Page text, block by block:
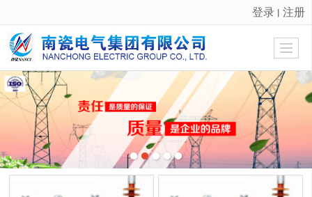
很遗憾，因您的浏览器版本过低导致无法获得最佳浏览体验，推荐下载安装谷歌浏览器！
登录 丨 注册